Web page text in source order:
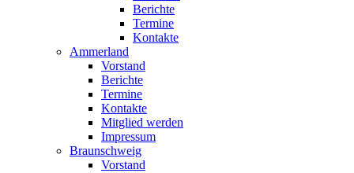
Berichte
Termine
Kontakte
Ammerland
Vorstand
Berichte
Termine
Kontakte
Mitglied werden
Impressum
Braunschweig
Vorstand